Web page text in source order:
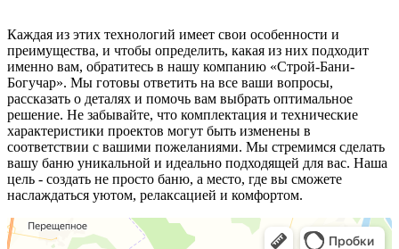
Каждая из этих технологий имеет свои особенности и
преимущества, и чтобы определить, какая из них подходит
именно вам, обратитесь в нашу компанию «Строй-Бани-
Богучар». Мы готовы ответить на все ваши вопросы,
рассказать о деталях и помочь вам выбрать оптимальное
решение. Не забывайте, что комплектация и технические
характеристики проектов могут быть изменены в
соответствии с вашими пожеланиями. Мы стремимся сделать
вашу баню уникальной и идеально подходящей для вас. Наша
цель - создать не просто баню, а место, где вы сможете
наслаждаться уютом, релаксацией и комфортом.